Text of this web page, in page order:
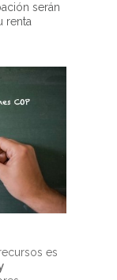
serán
renta
es